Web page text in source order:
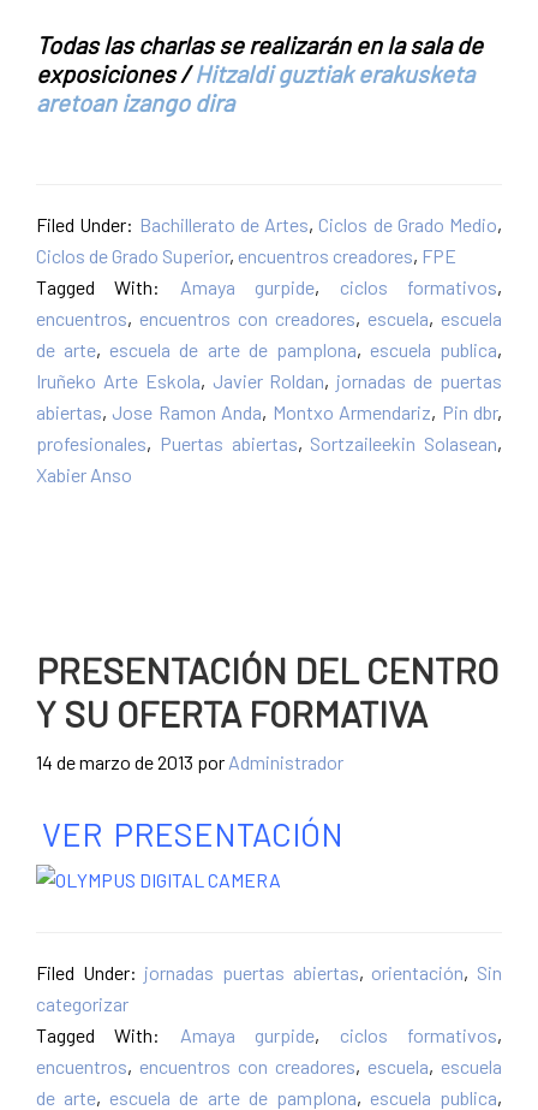
Todas las charlas se realizarán en la sala de
exposiciones /Hitzaldi guztiak erakusketa
aretoan izango dira
Filed Under: Bachillerato de Artes, Ciclos de Grado Medio,
Ciclos de Grado Superior, encuentros creadores, FPE
Tagged With: Amaya gurpide, ciclos formativos,
encuentros, encuentros con creadores, escuela, escuela
de arte, escuela de arte de pamplona, escuela publica,
Iruñeko Arte Eskola, Javier Roldan, jornadas de puertas
abiertas, Jose Ramon Anda, Montxo Armendariz, Pin dbr,
profesionales, Puertas abiertas, Sortzaileekin Solasean,
Xabier Anso
PRESENTACIÓN DEL CENTRO
Y SU OFERTA FORMATIVA
14 de marzo de 2013 por Administrador
VER PRESENTACIÓN
Filed Under: jornadas puertas abiertas, orientación, Sin
categorizar
Tagged With: Amaya gurpide, ciclos formativos,
encuentros, encuentros con creadores, escuela, escuela
de arte, escuela de arte de pamplona, escuela publica,